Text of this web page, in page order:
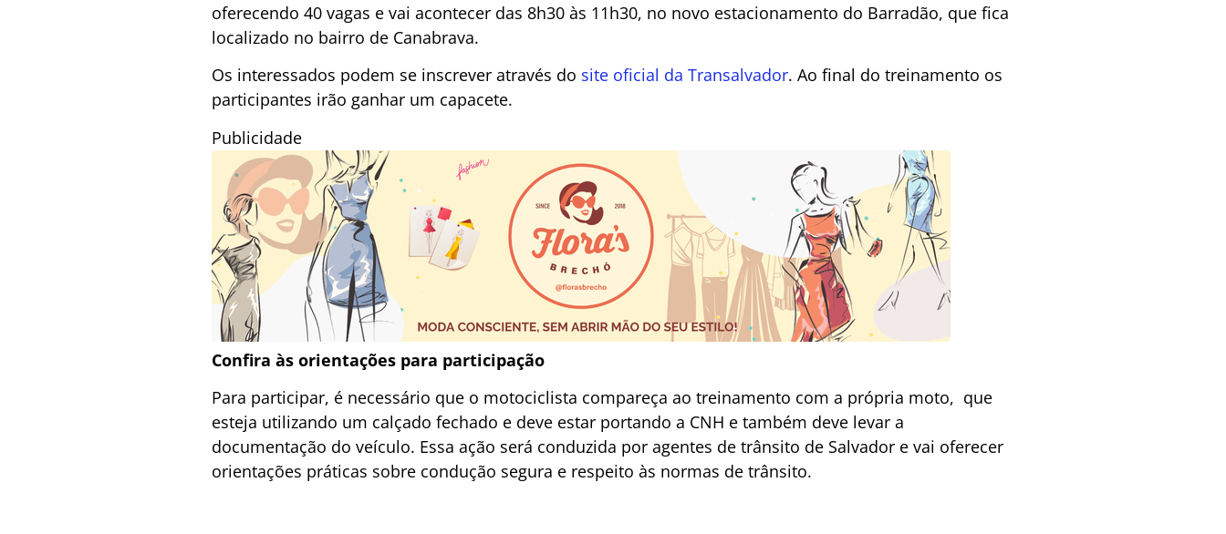
oferecendo 40 vagas e vai acontecer das 8h30 às 11h30, no novo estacionamento do Barradão, que fica
localizado no bairro de Canabrava.
Os interessados podem se inscrever através do site oficial da Transalvador. Ao final do treinamento os
participantes irão ganhar um capacete.
Publicidade
Confira às orientações para participação
Para participar, é necessário que o motociclista compareça ao treinamento com a própria moto, que
esteja utilizando um calçado fechado e deve estar portando a CNH e também deve levar a
documentação do veículo. Essa ação será conduzida por agentes de trânsito de Salvador e vai oferecer
orientações práticas sobre condução segura e respeito às normas de trânsito.